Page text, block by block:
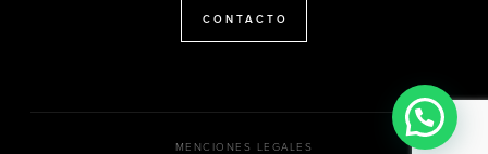
CONTACTO
MENCIONES LEGALES